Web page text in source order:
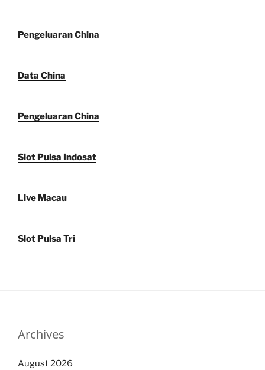
Pengeluaran China
Data China
Pengeluaran China
Slot Pulsa Indosat
Live Macau
Slot Pulsa Tri
Archives
August 2026